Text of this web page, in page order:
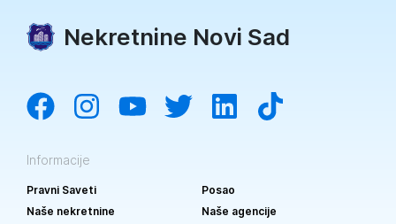
Nekretnine Novi Sad
Informacije
Pravni Saveti
Posao
Naše nekretnine
Naše agencije